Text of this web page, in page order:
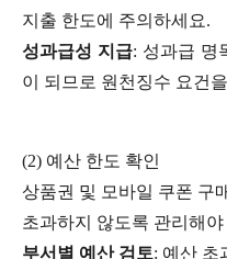
지출 한도에 주의하세요.
성과급성 지급: 성과급 명
이 되므로 원천징수 요건
(2) 예산 한도 확인
상품권 및 모바일 쿠폰 구
초과하지 않도록 관리해야
부서별 예산 검토: 예산 초